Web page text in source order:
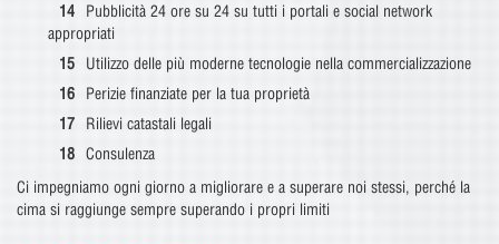
Pubblicità 24 ore su 24 su tutti i portali e social network
appropriati
Utilizzo delle più moderne tecnologie nella commercializzazione
Perizie finanziate per la tua proprietà
Rilievi catastali legali
Consulenza
Ci impegniamo ogni giorno a migliorare e a superare noi stessi, perché la
cima si raggiunge sempre superando i propri limiti